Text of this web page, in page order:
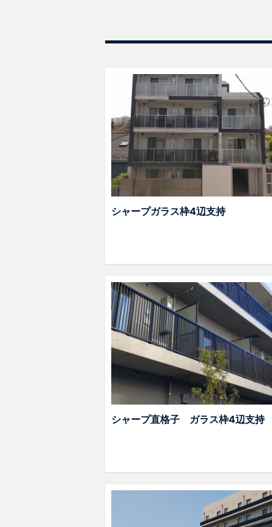
シャープガラス枠4辺支持
シャープ直格子 ガラス枠4辺支持